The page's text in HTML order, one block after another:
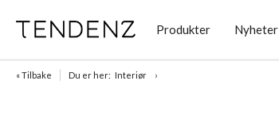
Produkter Nyheter
« Tilbake Du er her: Interiør